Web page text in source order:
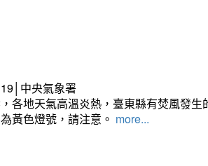
中央氣象署
各地天氣高溫炎熱，臺東縣有焚風發
黃色燈號，請注意。 more...